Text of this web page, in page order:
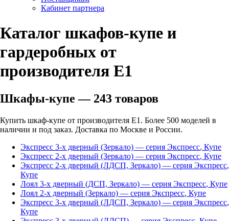
Кабинет партнера
Каталог шкафов-купе и
гардеробных от
производителя Е1
Шкафы-купе — 243 товаров
Купить шкаф-купе от производителя Е1. Более 500 моделей в
наличии и под заказ. Доставка по Москве и России.
Экспресс 3-х дверный (Зеркало) — серия Экспресс, Купе
Экспресс 2-х дверный (Зеркало) — серия Экспресс, Купе
Экспресс 2-х дверный (ЛДСП, Зеркало) — серия Экспресс,
Купе
Лоял 3-х дверный (ДСП, Зеркало) — серия Экспресс, Купе
Лоял 2-х дверный (Зеркало) — серия Экспресс, Купе
Экспресс 3-х дверный (ЛДСП, Зеркало) — серия Экспресс,
Купе